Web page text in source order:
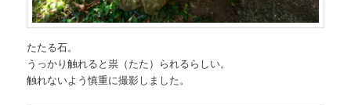
たたる石。
うっかり触れると祟（たた）られるらしい。
触れないよう慎重に撮影しました。